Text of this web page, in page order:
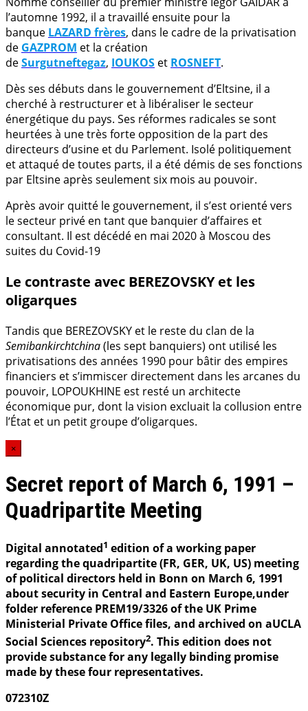
l’automne 1992, il a travaillé ensuite pour la
banque LAZARD frères, dans le cadre de la privatisation
de GAZPROM et la création
deSurgutneftegaz, IOUKOS et ROSNEFT.
Dès ses débuts dans le gouvernement d’Eltsine, il a
cherché à restructurer et à libéraliser le secteur
énergétique du pays. Ses réformes radicales se sont
heurtées à une très forte opposition de la part des
directeurs d’usine et du Parlement. Isolé politiquement
et attaqué de toutes parts, il a été démis de ses fonctions
par Eltsine après seulement six mois au pouvoir.
Après avoir quitté le gouvernement, il s’est orienté vers
le secteur privé en tant que banquier d’affaires et
consultant. Il est décédé en mai 2020 à Moscou des
suites du Covid-19
Le contraste avec BEREZOVSKY et les
oligarques
Tandis que BEREZOVSKY et le reste du clan de la
Semibankirchtchina(les sept banquiers) ont utilisé les
privatisations des années 1990 pour bâtir des empires
financiers et s’immiscer directement dans les arcanes du
pouvoir, LOPOUKHINE est resté un architecte
économique pur, dont la vision excluait la collusion entre
l’État et un petit groupe d’oligarques.
×
Secret report of March 6, 1991 –
Quadripartite Meeting
Digital annotated1 edition of a working paper
regarding the quadripartite (FR, GER, UK, US) meeting
of political directors held in Bonn on March 6, 1991
about security in Central and Eastern Europe,under
folder reference PREM19/3326 of the UK Prime
Ministerial Private Office files, and archived on aUCLA
Social Sciences repository2. This edition does not
provide substance for any legally binding promise
made by these four representatives.
072310Z